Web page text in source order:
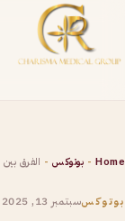
Home
- بوتوكس- الفرق
بوتوكسسبتمبر 13, 2025